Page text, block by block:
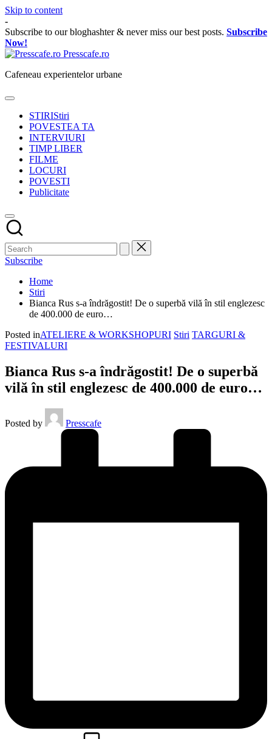
Skip to content
-
Subscribe to our bloghashter & never miss our best posts. Subscribe
Now!
Presscafe.ro
Cafeneau experientelor urbane
STIRIStiri
POVESTEA TA
INTERVIURI
TIMP LIBER
FILME
LOCURI
POVESTI
Publicitate
Subscribe
Home
Stiri
Bianca Rus s-a îndrăgostit! De o superbă vilă în stil englezesc
de 400.000 de euro…
Posted inATELIERE & WORKSHOPURI Stiri TARGURI &
FESTIVALURI
Bianca Rus s-a îndrăgostit! De o superbă
vilă în stil englezesc de 400.000 de euro…
Posted by Presscafe